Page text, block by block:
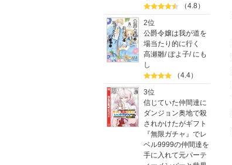
（4.8）
2位
公爵令嬢は我が道を
場当たり的に行く
高瀬雛/ぽよ子/ にも
し
（4.4）
3位
信じていた仲間達に
ダンジョン奥地で殺
されかけたがギフト
『無限ガチャ』でレ
ベル9999の仲間達を
手に入れて元パーテ